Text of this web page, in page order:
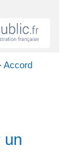
Accord
un